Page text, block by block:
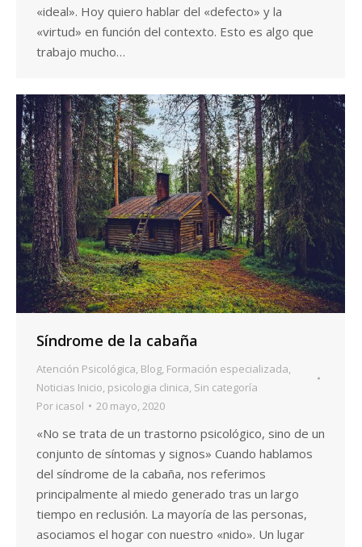
«ideal». Hoy quiero hablar del «defecto» y la
«virtud» en función del contexto. Esto es algo que
trabajo mucho…
Síndrome de la cabaña
Atención Psicológica, Blog, Formación especializada,
Noticias Inicio, psicologia clinica, Sin categoría
Por icasol 20 mayo, 2020
«No se trata de un trastorno psicológico, sino de un
conjunto de síntomas y signos» Cuando hablamos
del síndrome de la cabaña, nos referimos
principalmente al miedo generado tras un largo
tiempo en reclusión. La mayoría de las personas,
asociamos el hogar con nuestro «nido». Un lugar